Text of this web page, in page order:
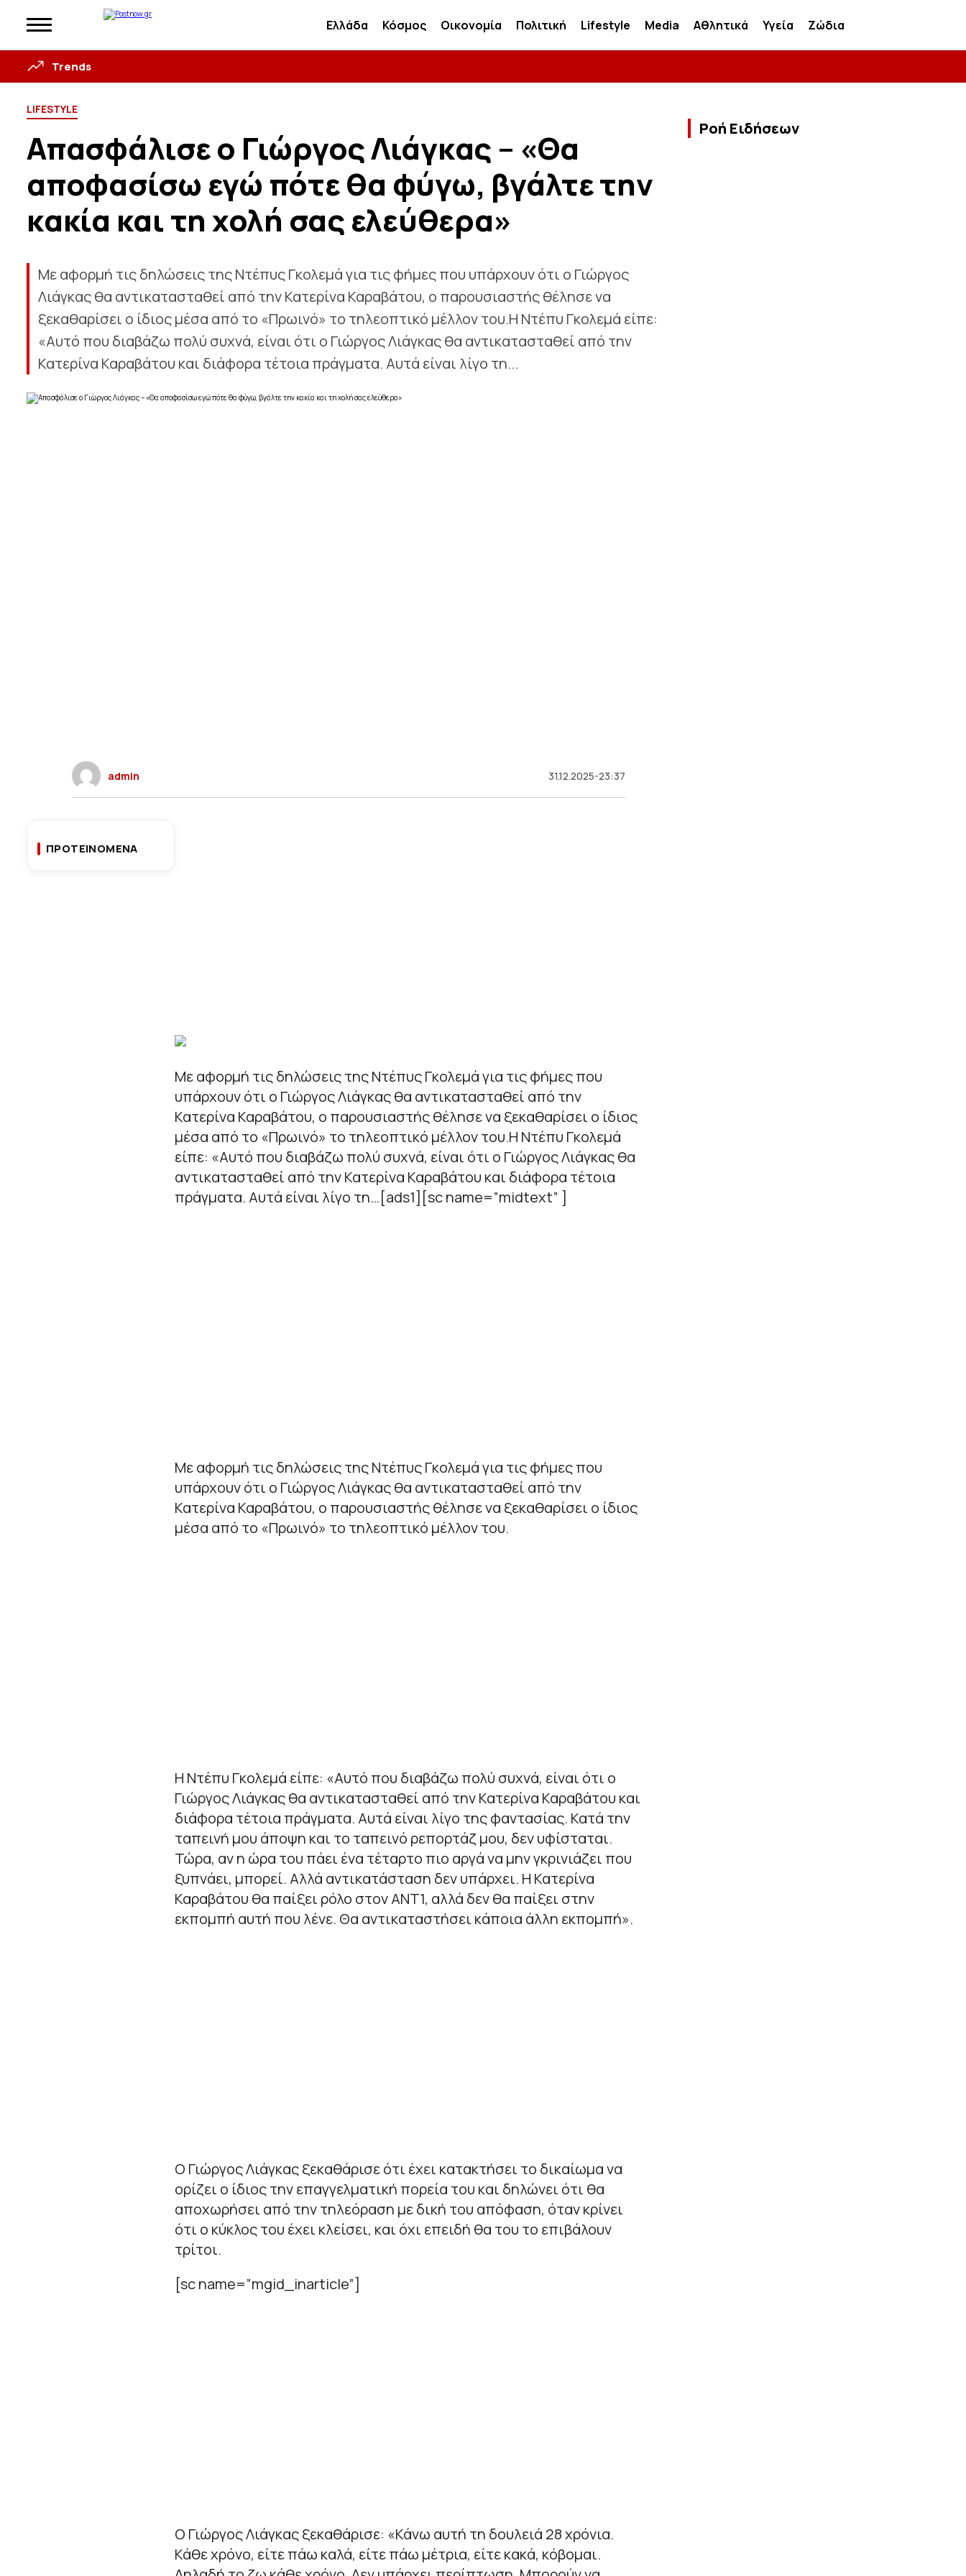
Ελλάδα Κόσμος Οικονομία Πολιτική Lifestyle Media Αθλητικά Υγεία Ζώδια
Trends
LIFESTYLE
Απασφάλισε ο Γιώργος Λιάγκας – «Θα
αποφασίσω εγώ πότε θα φύγω, βγάλτε την
κακία και τη χολή σας ελεύθερα»
Με αφορμή τις δηλώσεις της Ντέπυς Γκολεμά για τις φήμες που υπάρχουν ότι ο Γιώργος
Λιάγκας θα αντικατασταθεί από την Κατερίνα Καραβάτου, ο παρουσιαστής θέλησε να
ξεκαθαρίσει ο ίδιος μέσα από το «Πρωινό» το τηλεοπτικό μέλλον του.Η Ντέπυ Γκολεμά είπε:
«Αυτό που διαβάζω πολύ συχνά, είναι ότι ο Γιώργος Λιάγκας θα αντικατασταθεί από την
Κατερίνα Καραβάτου και διάφορα τέτοια πράγματα. Αυτά είναι λίγο τη...
admin 31.12.2025-23:37
ΠΡΟΤΕΙΝΟΜΕΝΑ
Με αφορμή τις δηλώσεις της Ντέπυς Γκολεμά για τις φήμες που
υπάρχουν ότι ο Γιώργος Λιάγκας θα αντικατασταθεί από την
Κατερίνα Καραβάτου, ο παρουσιαστής θέλησε να ξεκαθαρίσει ο ίδιος
μέσα από το «Πρωινό» το τηλεοπτικό μέλλον του.Η Ντέπυ Γκολεμά
είπε: «Αυτό που διαβάζω πολύ συχνά, είναι ότι ο Γιώργος Λιάγκας θα
αντικατασταθεί από την Κατερίνα Καραβάτου και διάφορα τέτοια
πράγματα. Αυτά είναι λίγο τη…[ads1][sc name=”midtext” ]
Με αφορμή τις δηλώσεις της Ντέπυς Γκολεμά για τις φήμες που
υπάρχουν ότι ο Γιώργος Λιάγκας θα αντικατασταθεί από την
Κατερίνα Καραβάτου, ο παρουσιαστής θέλησε να ξεκαθαρίσει ο ίδιος
μέσα από το «Πρωινό» το τηλεοπτικό μέλλον του.
Η Ντέπυ Γκολεμά είπε: «Αυτό που διαβάζω πολύ συχνά, είναι ότι ο
Γιώργος Λιάγκας θα αντικατασταθεί από την Κατερίνα Καραβάτου και
διάφορα τέτοια πράγματα. Αυτά είναι λίγο της φαντασίας. Κατά την
ταπεινή μου άποψη και το ταπεινό ρεπορτάζ μου, δεν υφίσταται.
Τώρα, αν η ώρα του πάει ένα τέταρτο πιο αργά να μην γκρινιάζει που
ξυπνάει, μπορεί. Αλλά αντικατάσταση δεν υπάρχει. Η Κατερίνα
Καραβάτου θα παίξει ρόλο στον ΑΝΤ1, αλλά δεν θα παίξει στην
εκπομπή αυτή που λένε. Θα αντικαταστήσει κάποια άλλη εκπομπή».
Ο Γιώργος Λιάγκας ξεκαθάρισε ότι έχει κατακτήσει το δικαίωμα να
ορίζει ο ίδιος την επαγγελματική πορεία του και δηλώνει ότι θα
αποχωρήσει από την τηλεόραση με δική του απόφαση, όταν κρίνει
ότι ο κύκλος του έχει κλείσει, και όχι επειδή θα του το επιβάλουν
τρίτοι.
[sc name=”mgid_inarticle”]
Ο Γιώργος Λιάγκας ξεκαθάρισε: «Κάνω αυτή τη δουλειά 28 χρόνια.
Κάθε χρόνο, είτε πάω καλά, είτε πάω μέτρια, είτε κακά, κόβομαι.
Ροή Ειδήσεων